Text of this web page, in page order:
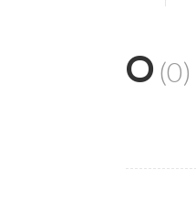
O (0)